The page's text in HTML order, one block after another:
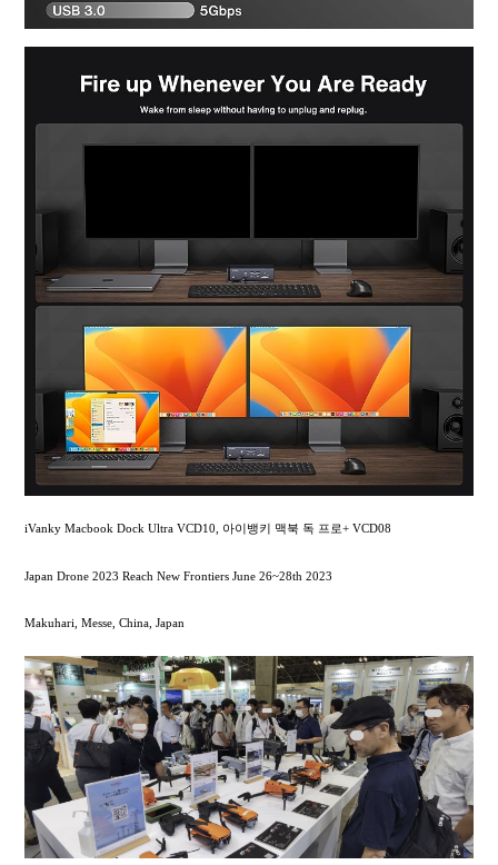
iVanky Macbook Dock Ultra VCD10, 아이뱅키 맥북 독 프로+ VCD08
Japan Drone 2023 Reach New Frontiers June 26~28th 2023
Makuhari, Messe, China, Japan